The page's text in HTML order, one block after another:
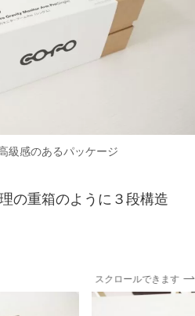
級感のあるパッケージ
の重箱のように３段構造
スクロールできます